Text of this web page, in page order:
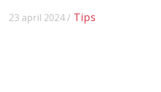
23 april 2024 / Tips